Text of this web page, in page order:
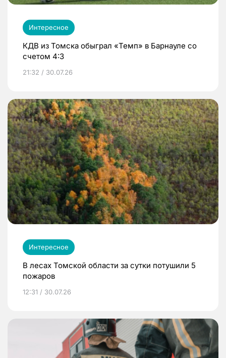
Интересное
КДВ из Томска обыграл «Темп» в Барнауле со
счетом 4:3
21:32 / 30.07.26
Интересное
В лесах Томской области за сутки потушили 5
пожаров
12:31 / 30.07.26